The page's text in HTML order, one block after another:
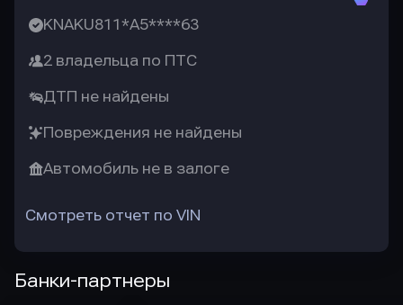
KNAKU811*A5****63
2 владельца по ПТС
ДТП не найдены
Повреждения не найдены
Автомобиль не в залоге
Смотреть отчет по VIN
Банки-партнеры